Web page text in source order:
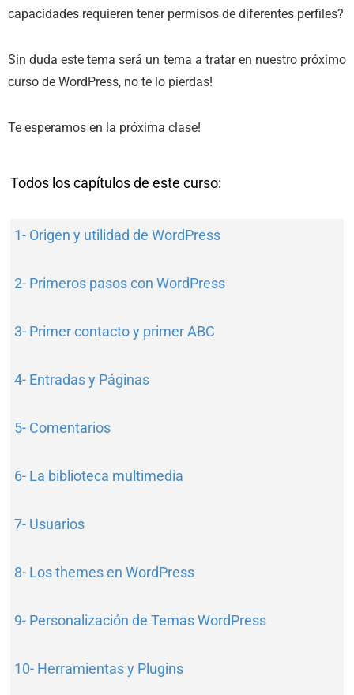
capacidades requieren tener permisos de diferentes perfiles?
Sin duda este tema será un tema a tratar en nuestro próximo
curso de WordPress, no te lo pierdas!
Te esperamos en la próxima clase!
Todos los capítulos de este curso:
1- Origen y utilidad de WordPress
2- Primeros pasos con WordPress
3- Primer contacto y primer ABC
4- Entradas y Páginas
5- Comentarios
6- La biblioteca multimedia
7- Usuarios
8- Los themes en WordPress
9- Personalización de Temas WordPress
10- Herramientas y Plugins